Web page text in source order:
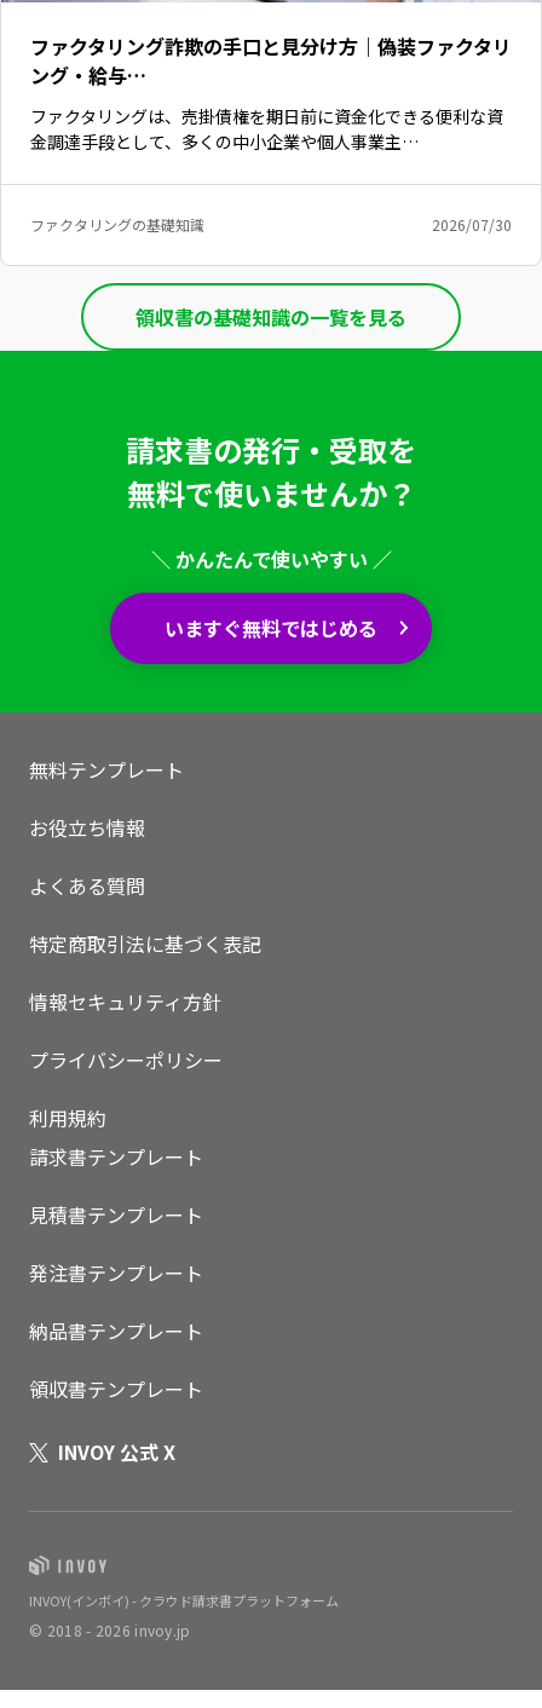
ファクタリング詐欺の手口と見分け方｜偽装ファクタリ
ング・給与…
ファクタリングは、売掛債権を期日前に資金化できる便利な資
金調達手段として、多くの中小企業や個人事業主…
ファクタリングの基礎知識 2026/07/30
領収書の基礎知識の一覧を見る
請求書の発行・受取を
無料で使いませんか？
＼ かんたんで使いやすい ／
いますぐ無料ではじめる
無料テンプレート
お役立ち情報
よくある質問
特定商取引法に基づく表記
情報セキュリティ方針
プライバシーポリシー
利用規約
請求書テンプレート
見積書テンプレート
発注書テンプレート
納品書テンプレート
領収書テンプレート
INVOY 公式 X
INVOY(インボイ) - クラウド請求書プラットフォーム
© 2018 - 2026 invoy.jp